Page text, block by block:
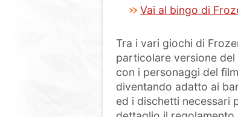
Vai al bingo di
Tra i vari giochi di
particolare versione
con i personaggi del
diventando adatto ai
ed i dischetti necessari